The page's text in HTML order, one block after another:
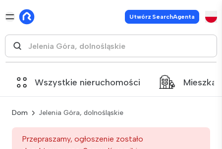
Utwórz SearchAgenta
Wszystkie nieruchomości
Dom Jelenia Góra, dolnośląskie
Przepraszamy, ogłoszenie zostało